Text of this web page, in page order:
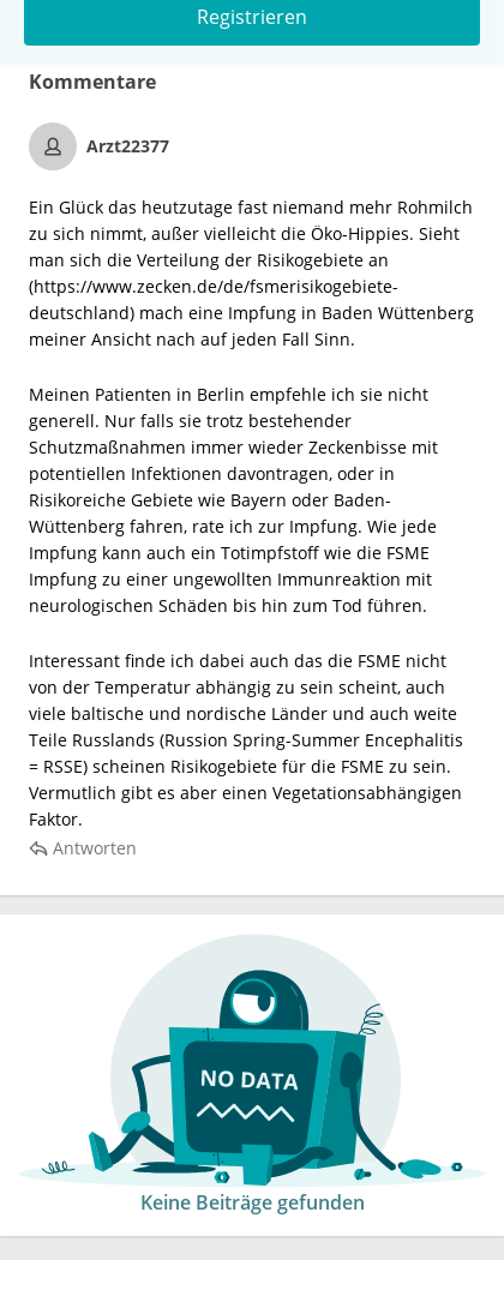
Registrieren
Kommentare
Arzt22377
Ein Glück das heutzutage fast niemand mehr Rohmilch
zu sich nimmt, außer vielleicht die Öko-Hippies. Sieht
man sich die Verteilung der Risikogebiete an
(https://www.zecken.de/de/fsmerisikogebiete-
deutschland) mach eine Impfung in Baden Wüttenberg
meiner Ansicht nach auf jeden Fall Sinn.
Meinen Patienten in Berlin empfehle ich sie nicht
generell. Nur falls sie trotz bestehender
Schutzmaßnahmen immer wieder Zeckenbisse mit
potentiellen Infektionen davontragen, oder in
Risikoreiche Gebiete wie Bayern oder Baden-
Wüttenberg fahren, rate ich zur Impfung. Wie jede
Impfung kann auch ein Totimpfstoff wie die FSME
Impfung zu einer ungewollten Immunreaktion mit
neurologischen Schäden bis hin zum Tod führen.
Interessant finde ich dabei auch das die FSME nicht
von der Temperatur abhängig zu sein scheint, auch
viele baltische und nordische Länder und auch weite
Teile Russlands (Russion Spring-Summer Encephalitis
= RSSE) scheinen Risikogebiete für die FSME zu sein.
Vermutlich gibt es aber einen Vegetationsabhängigen
Faktor.
Antworten
Keine Beiträge gefunden